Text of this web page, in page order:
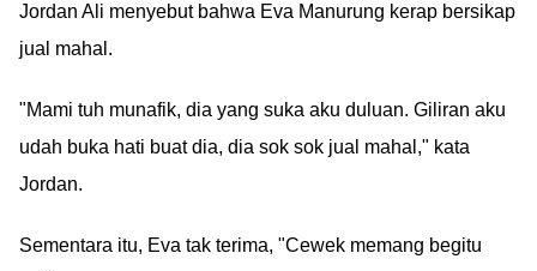
Jordan Ali menyebut bahwa Eva Manurung kerap bersikap
jual mahal.
"Mami tuh munafik, dia yang suka aku duluan. Giliran aku
udah buka hati buat dia, dia sok sok jual mahal," kata
Jordan.
Sementara itu, Eva tak terima, "Cewek memang begitu